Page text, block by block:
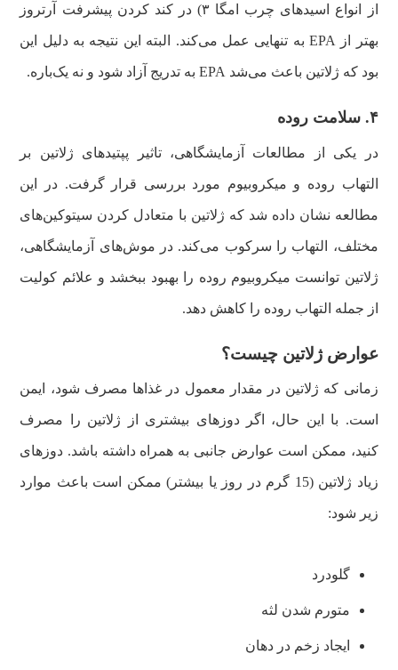
از انواع اسیدهای چرب امگا ۳) در کند کردن پیشرفت آرتروز
بهتر از EPA به تنهایی عمل می‌کند. البته این نتیجه به دلیل این
بود که ژلاتین باعث می‌شد EPA به تدریج آزاد شود و نه یک‌باره.
۴. سلامت روده
در یکی از مطالعات آزمایشگاهی، تاثیر پپتیدهای ژلاتین بر
التهاب روده و میکروبیوم مورد بررسی قرار گرفت. در این
مطالعه نشان داده شد که ژلاتین با متعادل کردن سیتوکین‌های
مختلف، التهاب را سرکوب می‌کند. در موش‌های آزمایشگاهی،
ژلاتین توانست میکروبیوم روده را بهبود ببخشد و علائم کولیت
از جمله التهاب روده را کاهش دهد.
عوارض ژلاتین چیست؟
زمانی که ژلاتین در مقدار معمول در غذاها مصرف شود، ایمن
است. با این حال، اگر دوزهای بیشتری از ژلاتین را مصرف
کنید، ممکن است عوارض جانبی به همراه داشته باشد. دوزهای
زیاد ژلاتین (15 گرم در روز یا بیشتر) ممکن است باعث موارد
زیر شود:
گلودرد
متورم شدن لثه
ایجاد زخم در دهان